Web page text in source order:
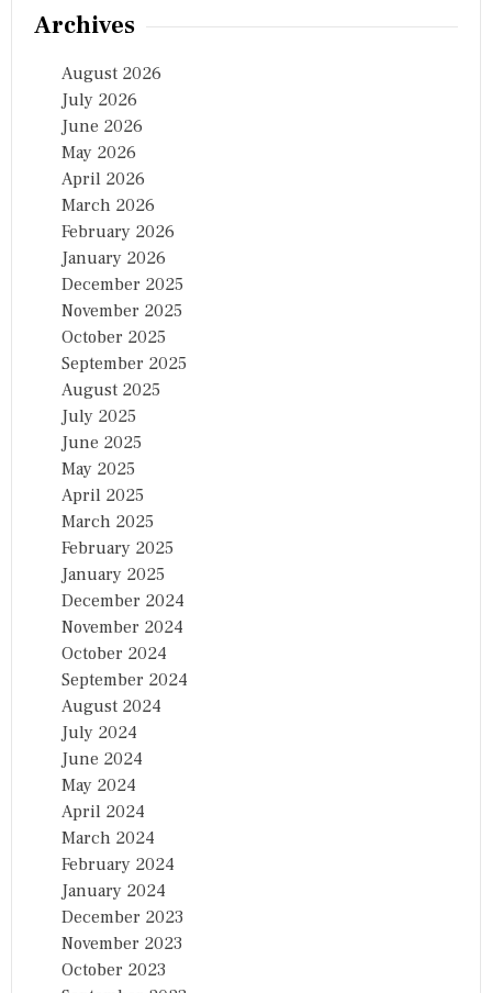
Archives
August 2026
July 2026
June 2026
May 2026
April 2026
March 2026
February 2026
January 2026
December 2025
November 2025
October 2025
September 2025
August 2025
July 2025
June 2025
May 2025
April 2025
March 2025
February 2025
January 2025
December 2024
November 2024
October 2024
September 2024
August 2024
July 2024
June 2024
May 2024
April 2024
March 2024
February 2024
January 2024
December 2023
November 2023
October 2023